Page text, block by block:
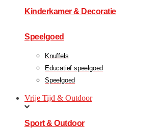
Kinderkamer & Decoratie
Speelgoed
Knuffels
Educatief speelgoed
Speelgoed
Vrije Tijd & Outdoor
Sport & Outdoor